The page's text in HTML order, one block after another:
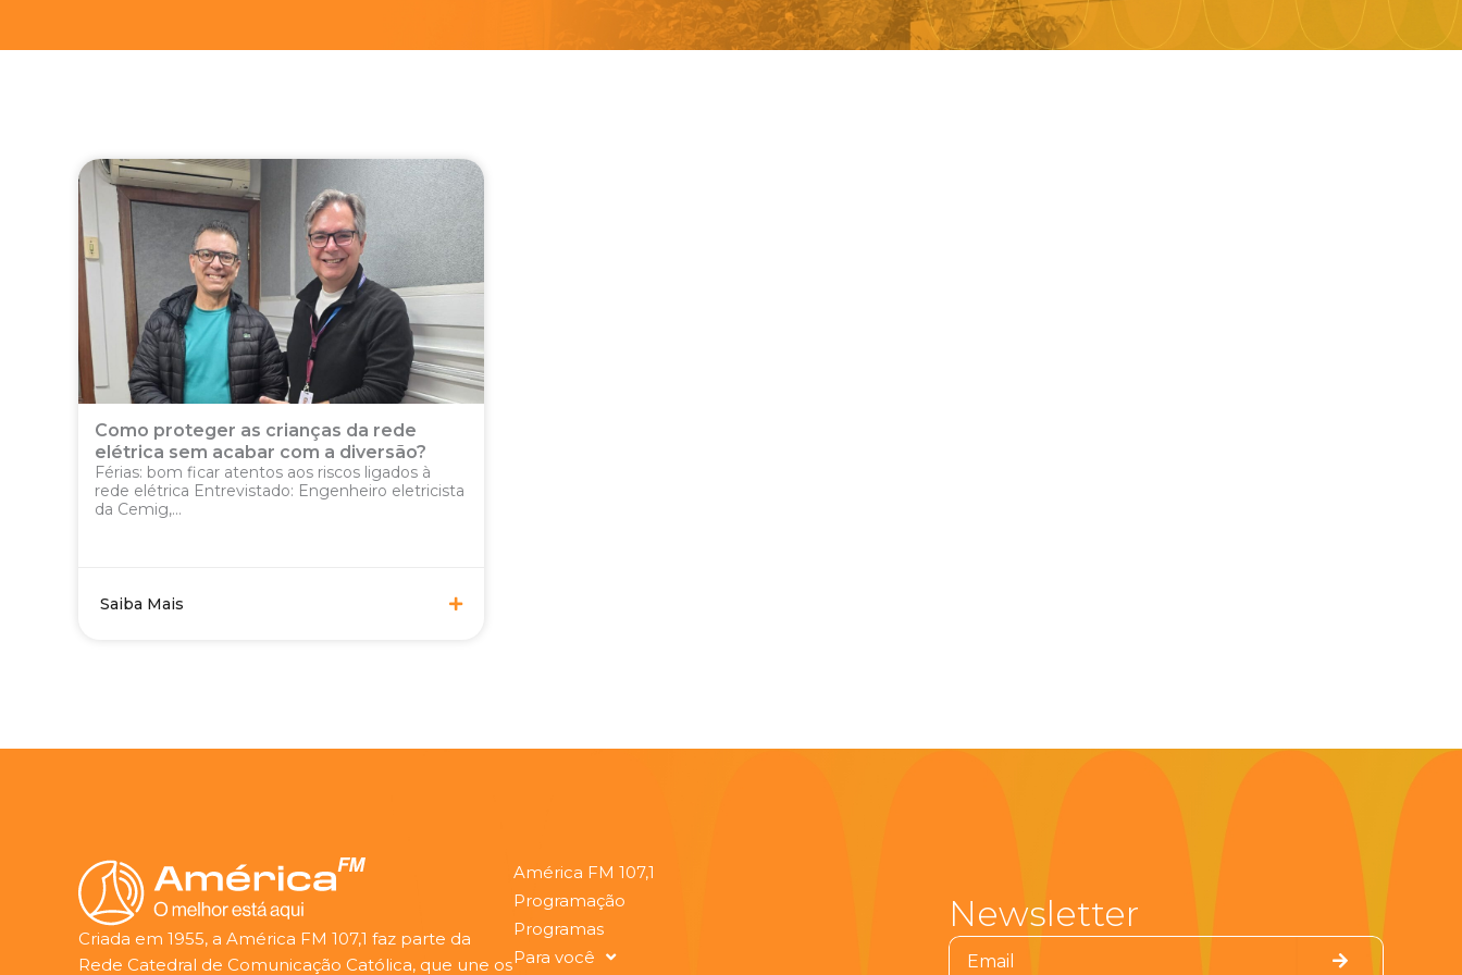
Como proteger as crianças da rede
elétrica sem acabar com a diversão?
Férias: bom ficar atentos aos riscos ligados à
rede elétrica Entrevistado: Engenheiro eletricista
da Cemig,...
Saiba Mais
Criada em 1955, a América FM 107,1 faz parte da
Rede Catedral de Comunicação Católica, que une os
América FM 107,1
Programação
Programas
Para você
Newsletter
Email Submit